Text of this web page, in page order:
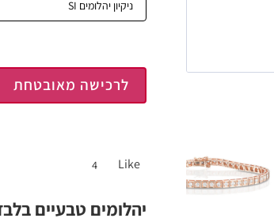
לרכישה מאובטחת
Like
4
יהלומים טבעיים